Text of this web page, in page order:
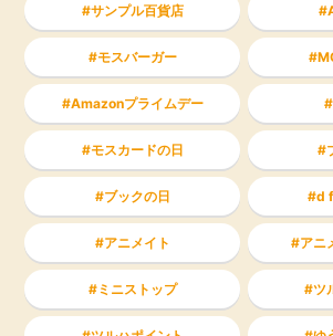
サンプル百貨店
モスバーガー
Amazonプライムデー
モスカードの日
ブックの日 d
アニメイト アニ
ミニストップ ツ